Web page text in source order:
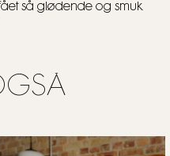
så glødende og smuk